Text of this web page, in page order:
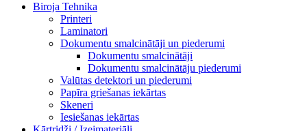
Biroja Tehnika
Printeri
Laminatori
Dokumentu smalcinātāji un piederumi
Dokumentu smalcinātāji
Dokumentu smalcinātāju piederumi
Valūtas detektori un piederumi
Papīra griešanas iekārtas
Skeneri
Iesiešanas iekārtas